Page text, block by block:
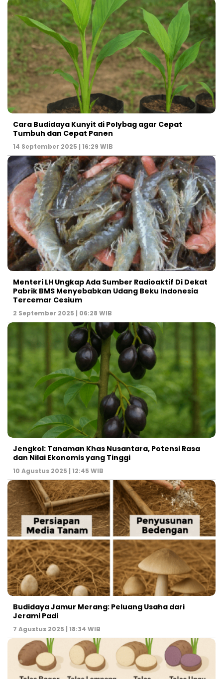
Cara Budidaya Kunyit di Polybag agar Cepat
Tumbuh dan Cepat Panen
14 September 2025 | 16:29 WIB
Menteri LH Ungkap Ada Sumber Radioaktif Di Dekat
Pabrik BMS Menyebabkan Udang Beku Indonesia
Tercemar Cesium
2 September 2025 | 06:28 WIB
Jengkol: Tanaman Khas Nusantara, Potensi Rasa
dan Nilai Ekonomis yang Tinggi
10 Agustus 2025 | 12:45 WIB
Budidaya Jamur Merang: Peluang Usaha dari
Jerami Padi
7 Agustus 2025 | 18:34 WIB